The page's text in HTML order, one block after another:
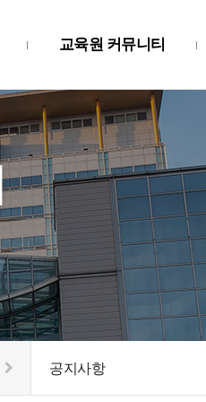
교육원 커뮤니티
공지사항